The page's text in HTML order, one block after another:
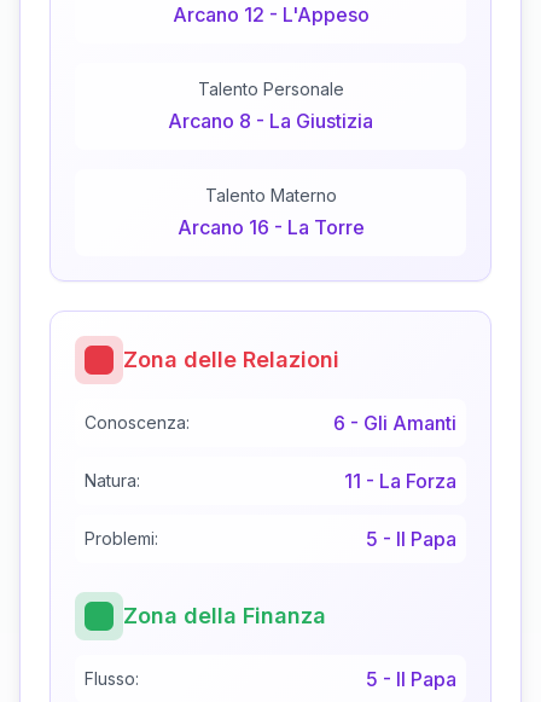
Arcano 12 - L'Appeso
Talento Personale
Arcano 8 - La Giustizia
Talento Materno
Arcano 16 - La Torre
Zona delle Relazioni
Conoscenza: 6 - Gli Amanti
Natura: 11 - La Forza
Problemi: 5 - Il Papa
Zona della Finanza
Flusso: 5 - Il Papa